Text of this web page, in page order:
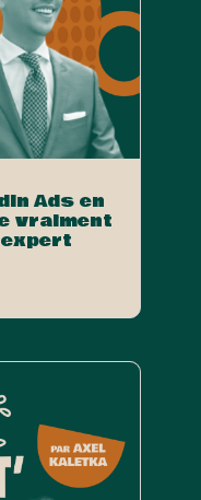
Ads en
vraiment
expert